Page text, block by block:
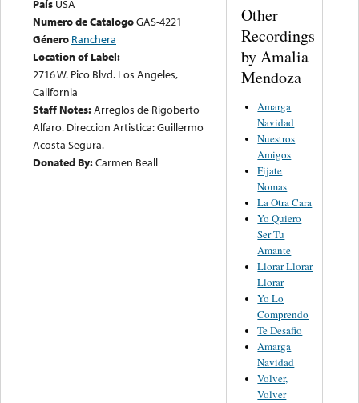
País USA
Numero de CatalogoGAS-4221
Género Ranchera
Location of Label:
2716 W. Pico Blvd. Los Angeles,
California
Staff Notes:Arreglos de Rigoberto
Alfaro. Direccion Artistica: Guillermo
Acosta Segura.
Donated By:Carmen Beall
Other
Recordings
by Amalia
Mendoza
Amarga
Navidad
Nuestros
Amigos
Fijate
Nomas
La Otra Cara
Yo Quiero
Ser Tu
Amante
Llorar Llorar
Llorar
Yo Lo
Comprendo
Te Desafio
Amarga
Navidad
Volver,
Volver